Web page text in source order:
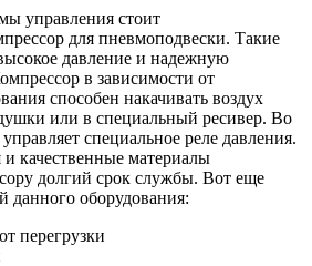
управления стоит
для пневмоподвески. Такие
давление и надежную
в зависимости от
способен накачивать воздух
или в специальный ресивер. Во
специальное реле давления.
качественные материалы
долгий срок службы. Вот еще
данного оборудования:
перегрузки